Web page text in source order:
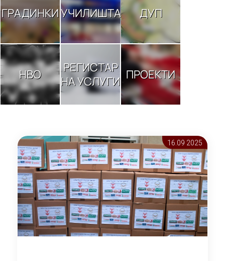
ГРАДИНКИУЧИЛИШТА ДУП
НВО
РЕГИСТАР
НА УСЛУГИ ПРОЕКТИ
16.09 2025